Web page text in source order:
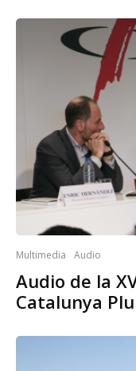
Multimedia Audio
Audio de la
Catalunya